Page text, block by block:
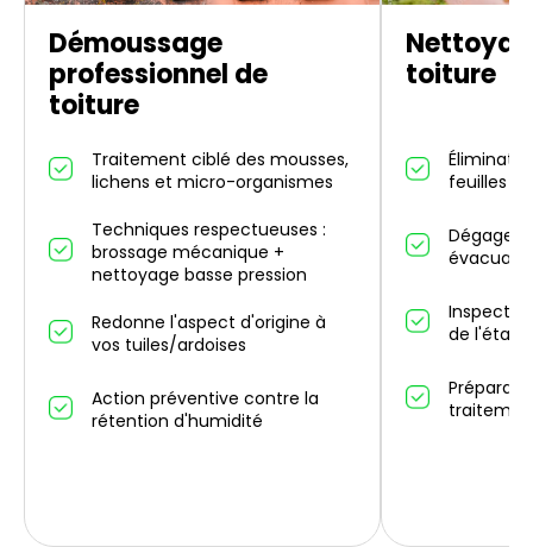
Démoussage
professionnel de
toiture
Traitement ciblé des mousses,
lichens et micro-organismes
Techniques respectueuses :
brossage mécanique +
nettoyage basse pression
Redonne l'aspect d'origine à
vos tuiles/ardoises
Action préventive contre la
rétention d'humidité
toiture
feuilles
de l'état